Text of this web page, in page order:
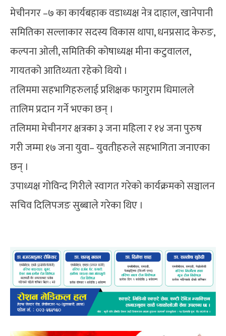
मेचीनगर –७ का कार्यबहाक वडाध्यक्ष नेत्र दाहाल, खानेपानी
समितिका सल्लाकार सदस्य विकास थापा, धनप्रसाद केरुङ,
कल्पना ओली, समितिकी कोषाध्यक्ष मीना कटुवालल,
गायतको आतिथ्यता रहेको थियो ।
तलिममा सहभागिहरुलाई प्रशिक्षक फागुराम धिमालले
तालिम प्रदान गर्ने भएका छन् ।
तलिममा मेचीनगर क्षत्रका ३ जना महिला र १४ जना पुरुष
गरी जम्मा १७ जना युवा– युवतीहरुले सहभागिता जनाएका
छन् ।
उपाध्यक्ष गोविन्द गिरीले स्वागत गरेको कार्यक्रमको सञ्चालन
सचिव दिलिपजङ सुब्बाले गरेका थिए ।